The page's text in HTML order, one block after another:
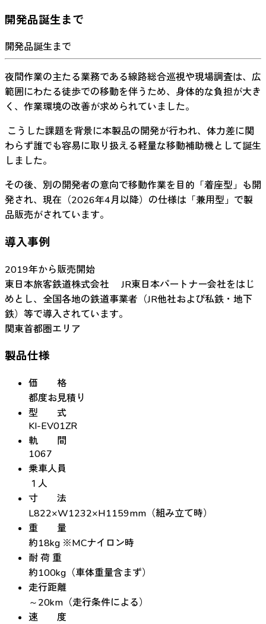
開発品誕生まで
開発品誕生まで
夜間作業の主たる業務である線路総合巡視や現場調査は、広
範囲にわたる徒歩での移動を伴うため、身体的な負担が大き
く、作業環境の改善が求められていました。
こうした課題を背景に本製品の開発が行われ、体力差に関
わらず誰でも容易に取り扱える軽量な移動補助機として誕生
しました。
その後、別の開発者の意向で移動作業を目的「着座型」も開
発され、現在（2026年4月以降）の仕様は「兼用型」で製
品販売がされています。
導入事例
2019年から販売開始
東日本旅客鉄道株式会社 JR東日本パートナー会社をはじ
めとし、全国各地の鉄道事業者（JR他社および私鉄・地下
鉄）等で導入されています。
関東首都圏エリア
製品仕様
価 格
都度お見積り
型 式
KI-EV01ZR
軌 間
1067
乗車人員
１人
寸 法
L822×W1232×H1159mm（組み立て時）
重 量
約18kg ※MCナイロン時
耐 荷 重
約100kg（車体重量含まず）
走行距離
～20km（走行条件による）
速 度